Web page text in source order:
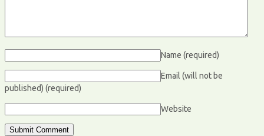
Name (required)
Email (will not be
published) (required)
Website